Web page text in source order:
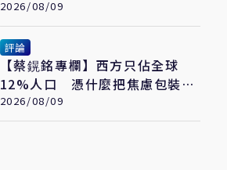
撞翻設備
2026/08/09
評論
【蔡鎤銘專欄】西方只佔全球
12%人口 憑什麼把焦慮包裝成
普世價值
2026/08/09